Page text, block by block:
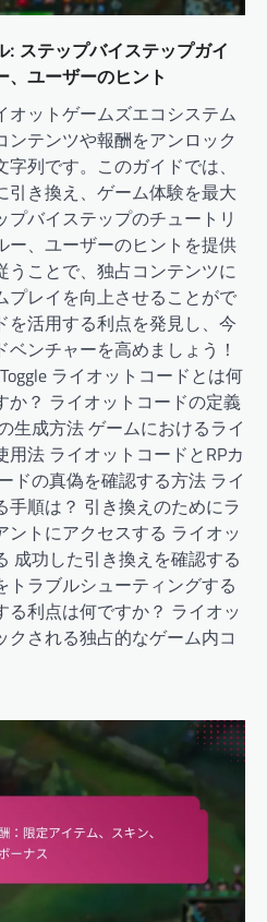
ステップバイステップガイ
、ユーザーのヒント
オットゲームズエコシステム
テンツや報酬をアンロック
列です。このガイドでは、
引き換え、ゲーム体験を最大
バイステップのチュートリ
ー、ユーザーのヒントを提供
うことで、独占コンテンツに
プレイを向上させることがで
を活用する利点を発見し、今
ンチャーを高めましょう！
ライオットコードとは何
か？ ライオットコードの定義
生成方法 ゲームにおけるライ
法 ライオットコードとRPカ
ドの真偽を確認する方法 ライ
順は？ 引き換えのためにラ
トにアクセスする ライオッ
成功した引き換えを確認する
ラブルシューティングする
利点は何ですか？ ライオッ
クされる独占的なゲーム内コ